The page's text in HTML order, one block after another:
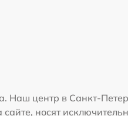
Наш центр в Санкт-
носят